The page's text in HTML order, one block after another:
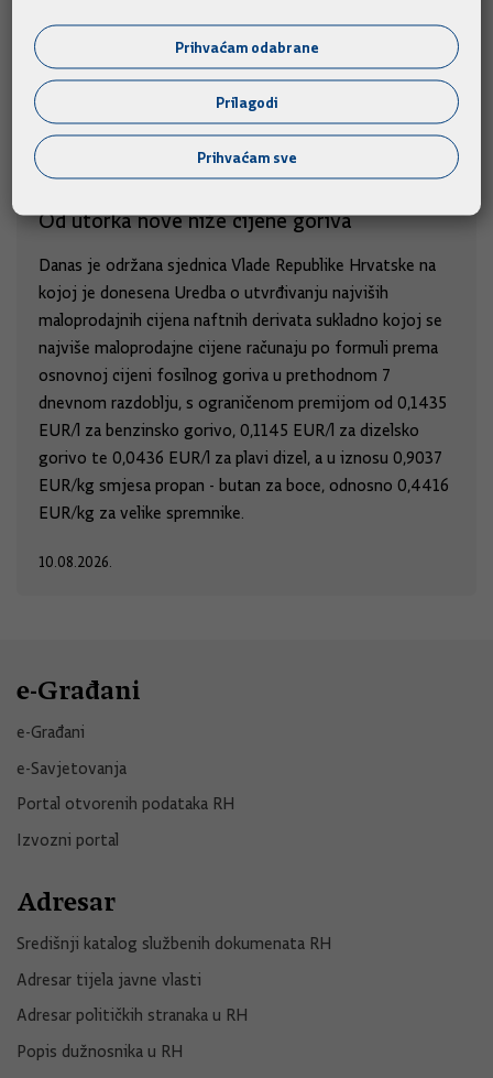
Od utorka nove niže cijene goriva
Danas je održana sjednica Vlade Republike Hrvatske na
kojoj je donesena Uredba o utvrđivanju najviših
maloprodajnih cijena naftnih derivata sukladno kojoj se
najviše maloprodajne cijene računaju po formuli prema
osnovnoj cijeni fosilnog goriva u prethodnom 7
dnevnom razdoblju, s ograničenom premijom od 0,1435
EUR/l za benzinsko gorivo, 0,1145 EUR/l za dizelsko
gorivo te 0,0436 EUR/l za plavi dizel, a u iznosu 0,9037
EUR/kg smjesa propan - butan za boce, odnosno 0,4416
EUR/kg za velike spremnike.
10.08.2026.
e-Građani
e-Građani
e-Savjetovanja
Portal otvorenih podataka RH
Izvozni portal
Adresar
Središnji katalog službenih dokumenata RH
Adresar tijela javne vlasti
Adresar političkih stranaka u RH
Popis dužnosnika u RH
Prihvaćam odabrane
Prilagodi
Prihvaćam sve